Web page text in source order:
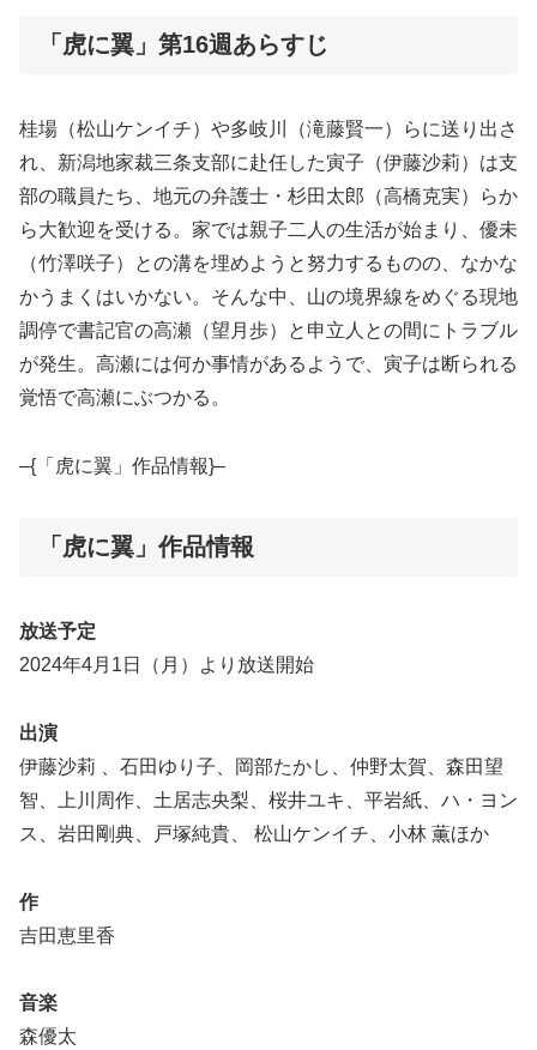
「虎に翼」第16週あらすじ
桂場（松山ケンイチ）や多岐川（滝藤賢一）らに送り出さ
れ、新潟地家裁三条支部に赴任した寅子（伊藤沙莉）は支
部の職員たち、地元の弁護士・杉田太郎（高橋克実）らか
ら大歓迎を受ける。家では親子二人の生活が始まり、優未
（竹澤咲子）との溝を埋めようと努力するものの、なかな
かうまくはいかない。そんな中、山の境界線をめぐる現地
調停で書記官の高瀬（望月歩）と申立人との間にトラブル
が発生。高瀬には何か事情があるようで、寅子は断られる
覚悟で高瀬にぶつかる。
–{「虎に翼」作品情報}–
「虎に翼」作品情報
放送予定
2024年4月1日（月）より放送開始
出演
伊藤沙莉 、石田ゆり子、岡部たかし、仲野太賀、森田望
智、上川周作、土居志央梨、桜井ユキ、平岩紙、ハ・ヨン
ス、岩田剛典、戸塚純貴、 松山ケンイチ、小林 薫ほか
作
吉田恵里香
音楽
森優太